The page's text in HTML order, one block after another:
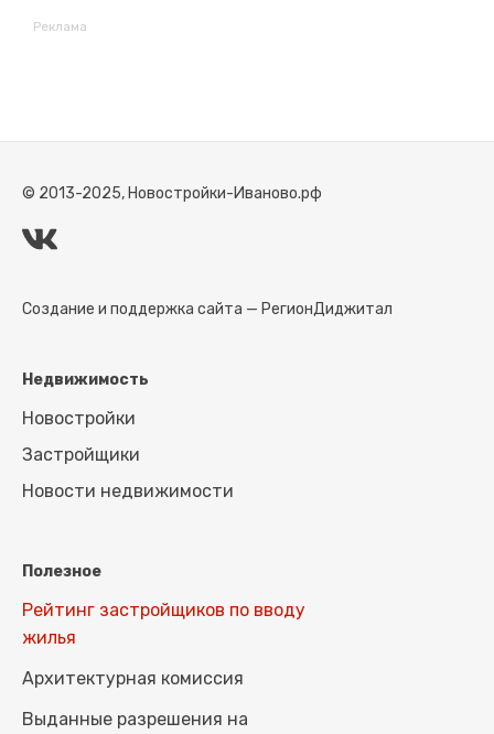
Реклама
© 2013-2025, Новостройки-Иваново.рф
Создание и поддержка сайта — РегионДиджитал
Недвижимость
Новостройки
Застройщики
Новости недвижимости
Полезное
Рейтинг застройщиков по вводу
жилья
Архитектурная комиссия
Выданные разрешения на